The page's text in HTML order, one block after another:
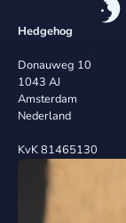
Hedgehog
Donauweg 10
1043 AJ
Amsterdam
Nederland
KvK 81465130